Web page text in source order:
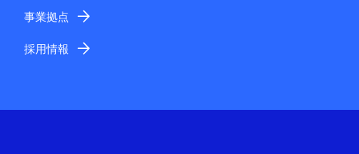
事業拠点
採用情報